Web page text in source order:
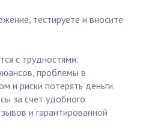
тестируете и вносите
с трудностями:
проблемы в
и риски потерять деньги.
за счет удобного
и гарантированной